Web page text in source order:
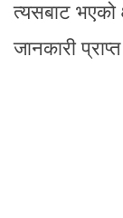
त्यसबाट भएको
जानकारी